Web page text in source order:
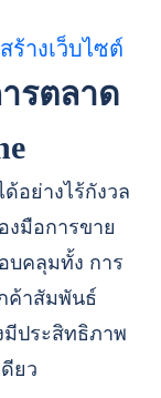
ร้างเว็บไซต์
รตลาด
อย่างไร้กังวล
งมือการขาย
บคลุมทั้ง การ
ค้าสัมพันธ์
ประสิทธิภาพ
ยว